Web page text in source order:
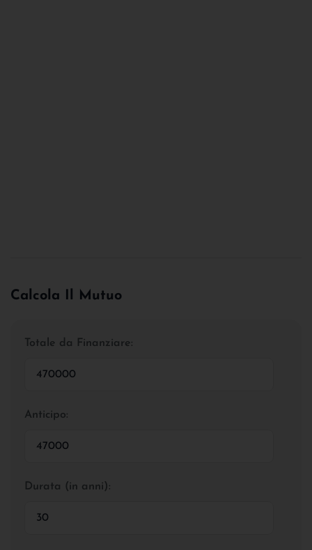
Calcola Il Mutuo
Totale da Finanziare:
Anticipo:
Durata (in anni):